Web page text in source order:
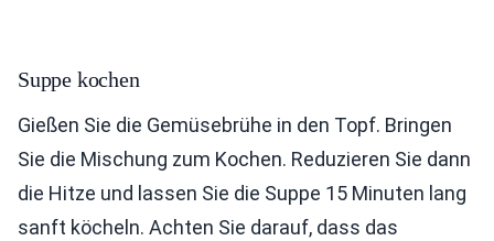
Suppe kochen
Gießen Sie die Gemüsebrühe in den Topf. Bringen
Sie die Mischung zum Kochen. Reduzieren Sie dann
die Hitze und lassen Sie die Suppe 15 Minuten lang
sanft köcheln. Achten Sie darauf, dass das